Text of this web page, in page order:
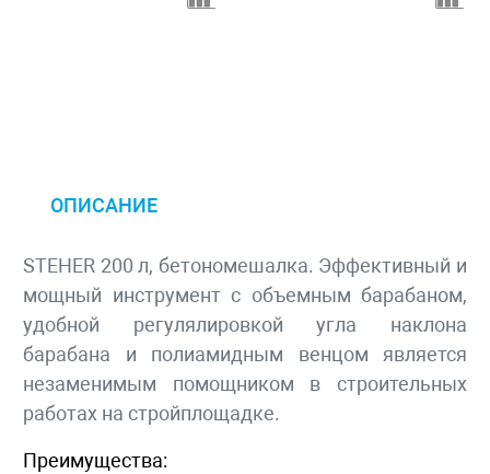
ОПИСАНИЕ
STEHER 200 л, бетономешалка. Эффективный и
мощный инструмент с объемным барабаном,
удобной регулялировкой угла наклона
барабана и полиамидным венцом является
незаменимым помощником в строительных
работах на стройплощадке.
Преимущества: